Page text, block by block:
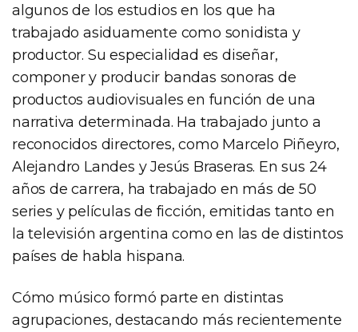
algunos de los estudios en los que ha
trabajado asiduamente como sonidista y
productor. Su especialidad es diseñar,
componer y producir bandas sonoras de
productos audiovisuales en función de una
narrativa determinada. Ha trabajado junto a
reconocidos directores, como Marcelo Piñeyro,
Alejandro Landes y Jesús Braseras. En sus 24
años de carrera, ha trabajado en más de 50
series y películas de ficción, emitidas tanto en
la televisión argentina como en las de distintos
países de habla hispana.
Cómo músico formó parte en distintas
agrupaciones, destacando más recientemente